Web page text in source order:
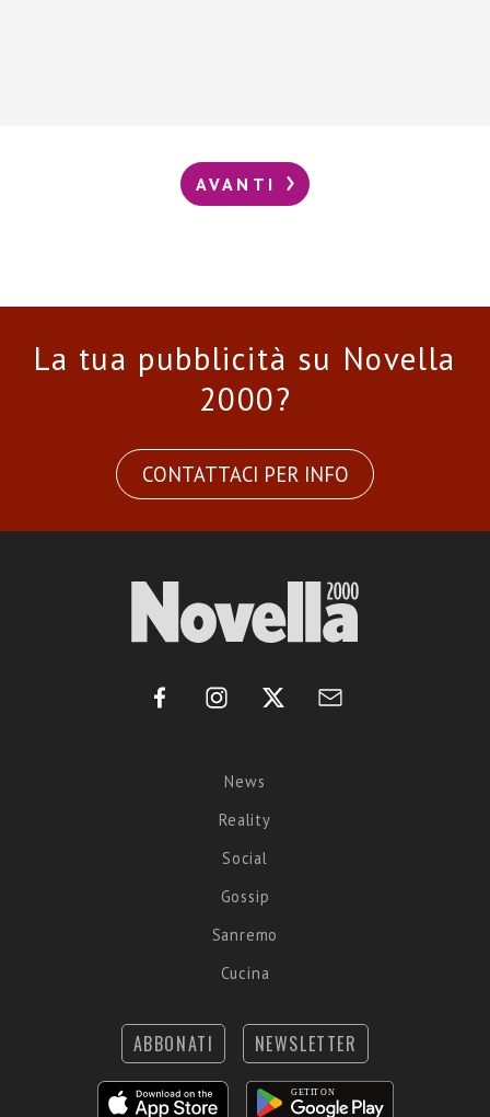
AVANTI
La tua pubblicità su Novella
2000?
CONTATTACI PER INFO
News
Reality
Social
Gossip
Sanremo
Cucina
ABBONATI NEWSLETTER